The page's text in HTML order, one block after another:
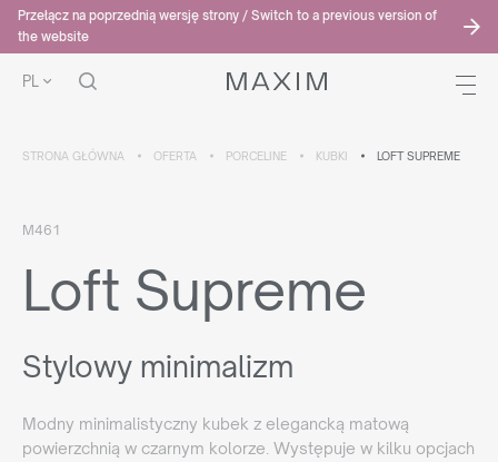
Przełącz na poprzednią wersję strony / Switch to a previous version of
the website
PL
STRONA GŁÓWNA OFERTA PORCELINE KUBKI LOFT SUPREME
M461
Loft Supreme
Stylowy minimalizm
Modny minimalistyczny kubek z elegancką matową
powierzchnią w czarnym kolorze. Występuje w kilku opcjach